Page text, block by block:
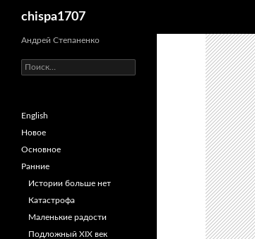
Перейти
содержимому
chispa1707
Андрей Степаненко
Найти:
English
Новое
Основное
Ранние
Истории больше нет
Катастрофа
Маленькие радости
Подложный XIX век